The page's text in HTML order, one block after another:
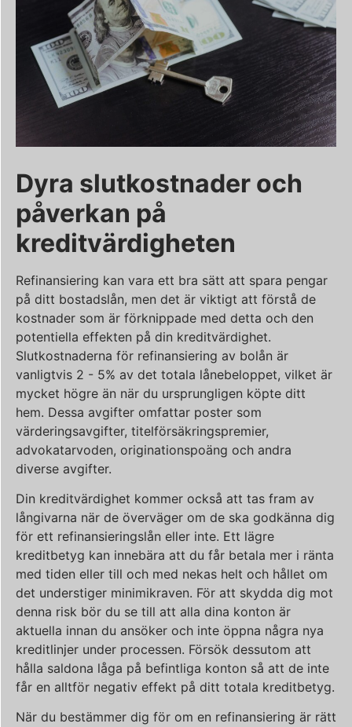
Dyra slutkostnader och
påverkan på
kreditvärdigheten
Refinansiering kan vara ett bra sätt att spara pengar
på ditt bostadslån, men det är viktigt att förstå de
kostnader som är förknippade med detta och den
potentiella effekten på din kreditvärdighet.
Slutkostnaderna för refinansiering av bolån är
vanligtvis 2 - 5% av det totala lånebeloppet, vilket är
mycket högre än när du ursprungligen köpte ditt
hem. Dessa avgifter omfattar poster som
värderingsavgifter, titelförsäkringspremier,
advokatarvoden, originationspoäng och andra
diverse avgifter.
Din kreditvärdighet kommer också att tas fram av
långivarna när de överväger om de ska godkänna dig
för ett refinansieringslån eller inte. Ett lägre
kreditbetyg kan innebära att du får betala mer i ränta
med tiden eller till och med nekas helt och hållet om
det understiger minimikraven. För att skydda dig mot
denna risk bör du se till att alla dina konton är
aktuella innan du ansöker och inte öppna några nya
kreditlinjer under processen. Försök dessutom att
hålla saldona låga på befintliga konton så att de inte
får en alltför negativ effekt på ditt totala kreditbetyg.
När du bestämmer dig för om en refinansiering är rätt